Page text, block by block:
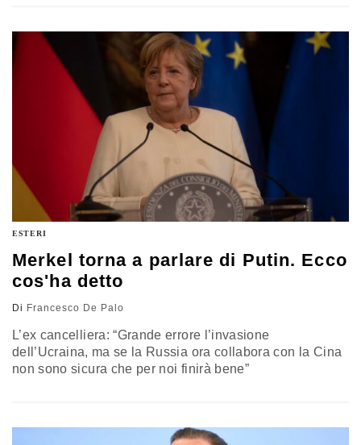
scelte operate anche dal governo di cui ha fatto parte
ESTERI
Merkel torna a parlare di Putin. Ecco
cos'ha detto
Di Francesco De Palo
L’ex cancelliera: “Grande errore l’invasione
dell’Ucraina, ma se la Russia ora collabora con la Cina
non sono sicura che per noi finirà bene”